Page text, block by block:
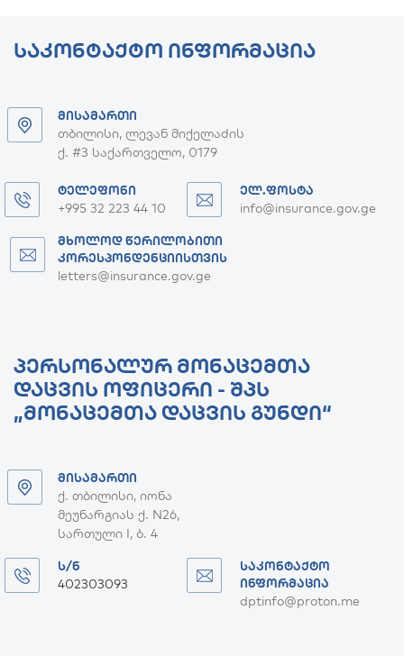
ᲡᲐᲙᲝᲜᲢᲐᲥᲢᲝ ᲘᲜᲤᲝᲠᲛᲐᲪᲘᲐ
ᲛᲘᲡᲐᲛᲐᲠᲗᲘ
თბილისი, ლევან მიქელაძის
ქ. #3 საქართველო, 0179
ᲢᲔᲚᲔᲤᲝᲜᲘ
+995 32 223 44 10
ᲔᲚ.ᲤᲝᲡᲢᲐ
info@insurance.gov.ge
ᲛᲮᲝᲚᲝᲓ ᲬᲔᲠᲘᲚᲝᲑᲘᲗᲘ
ᲙᲝᲠᲔᲡᲞᲝᲜᲓᲔᲜᲪᲘᲘᲡᲗᲕᲘᲡ
letters@insurance.gov.ge
ᲞᲔᲠᲡᲝᲜᲐᲚᲣᲠ ᲛᲝᲜᲐᲪᲔᲛᲗᲐ
ᲓᲐᲪᲕᲘᲡ ᲝᲤᲘᲪᲔᲠᲘ - ᲨᲞᲡ
„ᲛᲝᲜᲐᲪᲔᲛᲗᲐ ᲓᲐᲪᲕᲘᲡ ᲒᲣᲜᲓᲘ“
ᲛᲘᲡᲐᲛᲐᲠᲗᲘ
ქ. თბილისი, იონა
მეუნარგიას ქ. N26,
სართული I, ბ. 4
Ს/Ნ
402303093
ᲡᲐᲙᲝᲜᲢᲐᲥᲢᲝ
ᲘᲜᲤᲝᲠᲛᲐᲪᲘᲐ
dptinfo@proton.me